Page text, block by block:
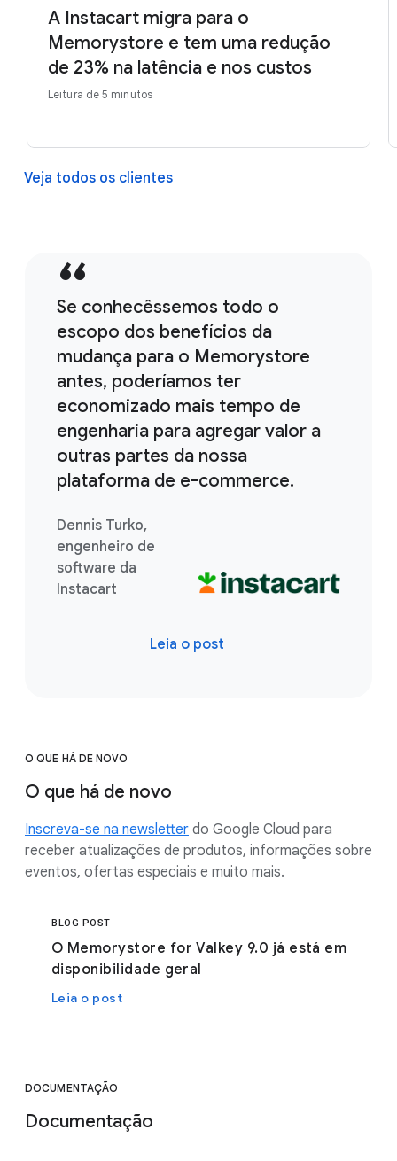
A Instacart migra para o
Memorystore e tem uma redução
de 23% na latência e nos custos
Leitura de 5 minutos
Veja todos os clientes
Se conhecêssemos todo o
escopo dos benefícios da
mudança para o Memorystore
antes, poderíamos ter
economizado mais tempo de
engenharia para agregar valor a
outras partes da nossa
plataforma de e-commerce.
Dennis Turko,
engenheiro de
software da
Instacart
Leia o post
O QUE HÁ DE NOVO
O que há de novo
Inscreva-se na newsletter do Google Cloud para
receber atualizações de produtos, informações sobre
eventos, ofertas especiais e muito mais.
BLOG POST
O Memorystore for Valkey 9.0 já está em
disponibilidade geral
Leia o post
DOCUMENTAÇÃO
Documentação